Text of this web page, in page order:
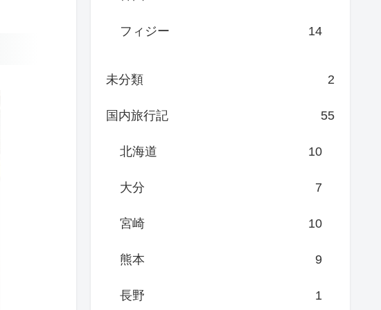
フィジー 14
未分類 2
国内旅行記 55
北海道 10
大分 7
宮崎 10
熊本 9
長野 1